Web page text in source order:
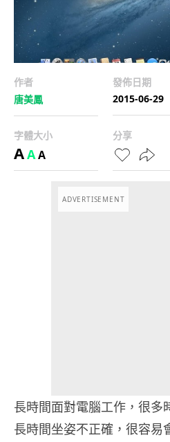
作者
唐美鳳
發佈日期
2015-06-29
字體大小
AAA
分享
ADVERTISEMENT
長時間面對電腦工作，很多
長時間坐姿不正確，很容易